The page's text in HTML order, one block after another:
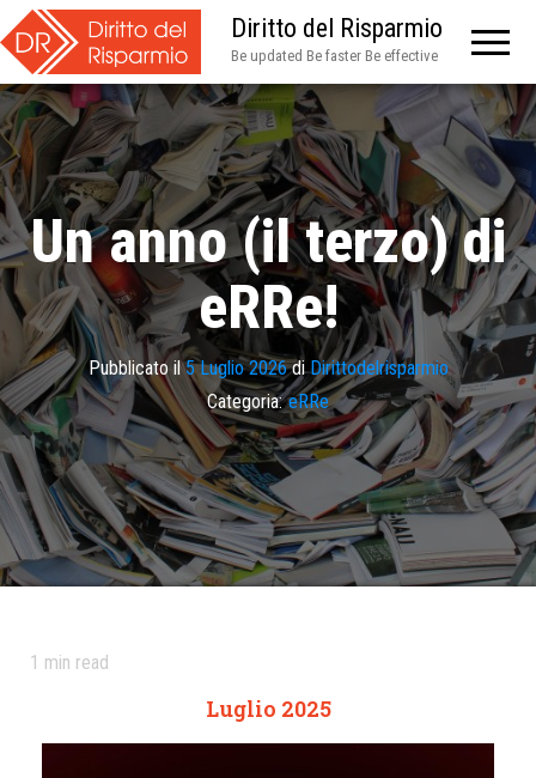
Diritto del Risparmio
Be updated Be faster Be effective
Un anno (il terzo) di
eRRe!
Pubblicato il5 Luglio 2026diDirittodelrisparmio
Categoria: eRRe
1 min read
Luglio 2025